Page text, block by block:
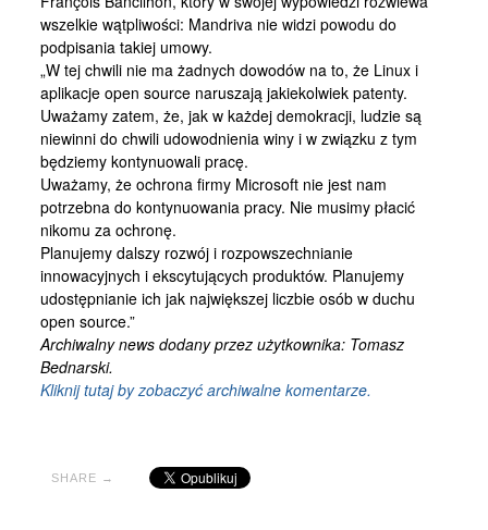
wszelkie wątpliwości: Mandriva nie widzi powodu do
podpisania takiej umowy.
„W tej chwili nie ma żadnych dowodów na to, że Linux i
aplikacje open source naruszają jakiekolwiek patenty.
Uważamy zatem, że, jak w każdej demokracji, ludzie są
niewinni do chwili udowodnienia winy i w związku z tym
będziemy kontynuowali pracę.
Uważamy, że ochrona firmy Microsoft nie jest nam
potrzebna do kontynuowania pracy. Nie musimy płacić
nikomu za ochronę.
Planujemy dalszy rozwój i rozpowszechnianie
innowacyjnych i ekscytujących produktów. Planujemy
udostępnianie ich jak największej liczbie osób w duchu
open source.”
Archiwalny news dodany przez użytkownika: Tomasz
Bednarski.
Kliknij tutaj by zobaczyć archiwalne komentarze.
SHARE →